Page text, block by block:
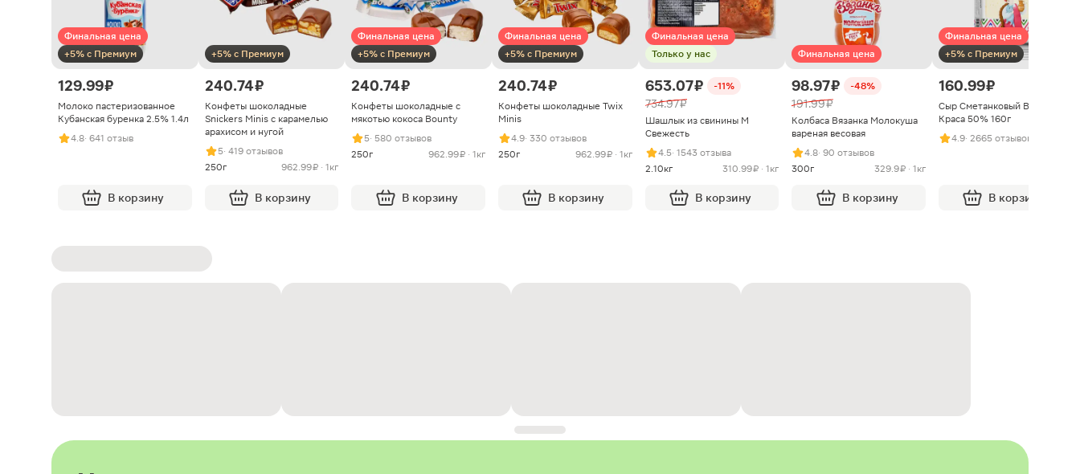
Финальная цена
+5% с Премиум
129.99 ₽
Молоко пастеризованное
Кубанская буренка 2.5% 1.4л
4.8· 641 отзыв
В корзину
+5% с Премиум
240.74 ₽
Конфеты шоколадные
Snickers Minis с карамелью
арахисом и нугой
5· 419 отзывов
250г
962.99 ₽ · 1кг
В корзину
Финальная цена
+5% с Премиум
240.74 ₽
Конфеты шоколадные с
мякотью кокоса Bounty
5· 580 отзывов
250г
962.99 ₽ · 1кг
В корзину
Финальная цена
+5% с Премиум
240.74 ₽
Конфеты шоколадные Twix
Minis
4.9· 330 отзывов
250г
962.99 ₽ · 1кг
В корзину
Финальная цена
Только у нас
653.07 ₽ -11%
734.97 ₽
Шашлык из свинины М
Свежесть
4.5· 1543 отзыва
2.10кг
310.99 ₽ · 1кг
В корзину
Финальная цена
98.97 ₽ -48%
191.99 ₽
Колбаса Вязанка Молокуша
вареная весовая
4.8· 90 отзывов
300г
329.9 ₽ · 1кг
В корзину
Финальная цена
+5% с Премиум
160.99 ₽
Сыр Сметанковый Варвара
Краса 50% 160г
4.9· 2665 отзывов
В корзину